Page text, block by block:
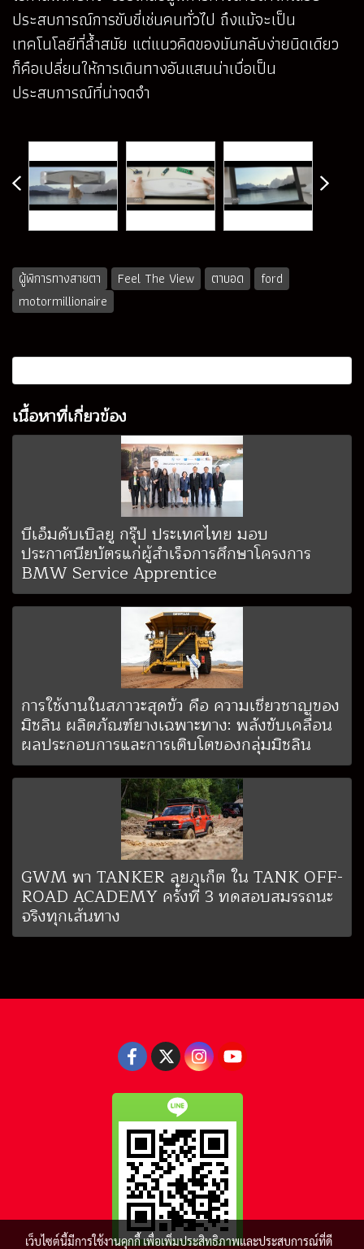
ประสบการณ์การขับขี่เช่นคนทั่วไป ถึงแม้จะเป็น
เทคโนโลยีที่ล้ำสมัย แต่แนวคิดของมันกลับง่ายนิดเดียว
ก็คือเปลี่ยนให้การเดินทางอันแสนน่าเบื่อเป็น
ประสบการณ์ที่น่าจดจำ
ผู้พิการทางสายตา Feel The View ตาบอด
ford
motormillionaire
เนื้อหาที่เกี่ยวข้อง
บีเอ็มดับเบิลยู กรุ๊ป ประเทศไทย มอบ
ประกาศนียบัตรแก่ผู้สำเร็จการศึกษาโครงการ
BMW Service Apprentice
การใช้งานในสภาวะสุดขั้ว คือ ความเชี่ยวชาญของ
มิชลิน ผลิตภัณฑ์ยางเฉพาะทาง: พลังขับเคลื่อน
ผลประกอบการและการเติบโตของกลุ่มมิชลิน
GWM พา TANKER ลุยภูเก็ต ใน TANK OFF-
ROAD ACADEMY ครั้งที่ 3 ทดสอบสมรรถนะ
จริงทุกเส้นทาง
เว็บไซต์นี้มีการใช้งานคุกกี้ เพื่อเพิ่มประสิทธิภาพและประสบการณ์ที่ดี